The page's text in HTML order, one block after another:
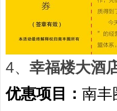
4、 幸福楼大酒
优惠项目： 南丰